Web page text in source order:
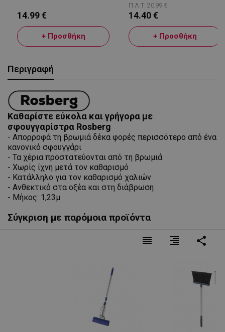
14.99 €
+ Προσθήκη
Σχεδιασμός,
Βιοδιασπώμενο Σφουγγάρι,
Λευκό
Π.Λ.Τ: 20.99 €
14.40 €
+ Προσθήκη
Περιγραφή
Καθαρίστε εύκολα και γρήγορα με
σφουγγαρίστρα Rosberg
- Απορροφά τη βρωμιά δέκα φορές περισσότερο από ένα
κανονικό σφουγγάρι
- Τα χέρια προστατεύονται από τη βρωμιά
- Χωρίς ίχνη μετά τον καθαρισμό
- Κατάλληλο για τον καθαρισμό χαλιών
- Ανθεκτικό στα οξέα και στη διάβρωση
- Μήκος: 1,23μ
Σύγκριση με παρόμοια προϊόντα
reorder format_align_right share